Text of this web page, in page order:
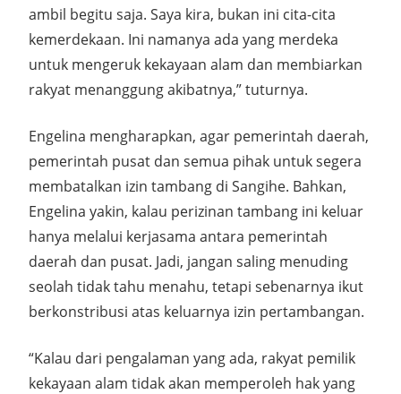
ambil begitu saja. Saya kira, bukan ini cita-cita
kemerdekaan. Ini namanya ada yang merdeka
untuk mengeruk kekayaan alam dan membiarkan
rakyat menanggung akibatnya,” tuturnya.
Engelina mengharapkan, agar pemerintah daerah,
pemerintah pusat dan semua pihak untuk segera
membatalkan izin tambang di Sangihe. Bahkan,
Engelina yakin, kalau perizinan tambang ini keluar
hanya melalui kerjasama antara pemerintah
daerah dan pusat. Jadi, jangan saling menuding
seolah tidak tahu menahu, tetapi sebenarnya ikut
berkonstribusi atas keluarnya izin pertambangan.
“Kalau dari pengalaman yang ada, rakyat pemilik
kekayaan alam tidak akan memperoleh hak yang